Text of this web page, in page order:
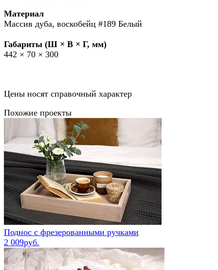
Материал
Массив дуба, воскобейц #189 Белый
Габариты (Ш × В × Г, мм)
442 × 70 × 300
Цены носят справочный характер
Похожие проекты
Поднос с фрезерованными ручками
2 009руб.